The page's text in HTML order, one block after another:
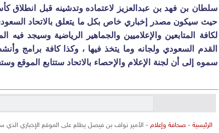
سلطان بن فهد بن عبدالعزيز لاعتماده وتدشينه قبل انطلاق
حيث سيكون مصدر إخباري خاص بكل ما يتعلق بالاتحاد
لكافة المتابعين والإعلاميين والجماهير الرياضية وسيجد فيه
القدم السعودي ولجانه وما يتخذ فيها ، وكذا كافة برامج
سموه إلى أن لجنة الإعلام والإحصاء بالاتحاد ستتابع الموقع
الرئيسية -صحافة وإعلام - الأمير نواف بن فيصل يطلع على الموقع الإخباري الذي